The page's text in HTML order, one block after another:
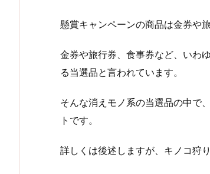
懸賞キャンペーンの商品は金券や
金券や旅行券、食事券など、いわ
る当選品と言われています。
そんな消えモノ系の当選品の中で
トです。
詳しくは後述しますが、キノコ狩